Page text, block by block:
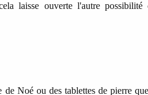
laisse ouverte l'autre possibilité
Noé ou des tablettes de pierre